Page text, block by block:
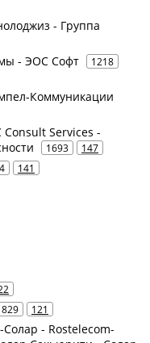
- Группа
- ЭОС Софт
1218
Коммуникации
Consult Services -
1693 147
141
829 121
Солар - Rostelecom-